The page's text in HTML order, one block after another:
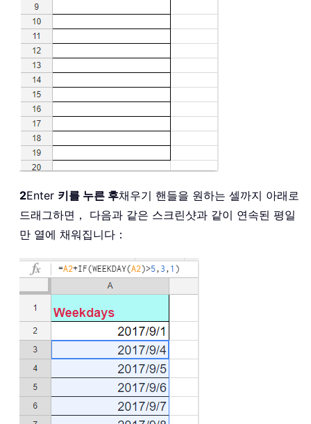
2Enter 키를 누른 후채우기 핸들을 원하는 셀까지 아래로
드래그하면， 다음과 같은 스크린샷과 같이 연속된 평일
만 열에 채워집니다：